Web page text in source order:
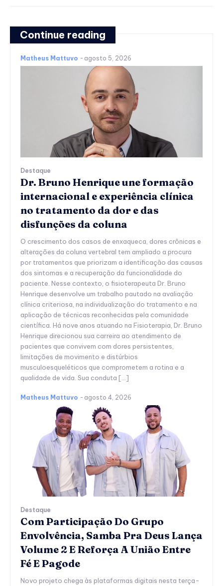
Continue reading
Matheus Mattuvo - agosto 5, 2026
Destaque
Dr. Bruno Henrique une formação
internacional e experiência clínica
no tratamento da dor e das
disfunções da coluna
O crescimento dos casos de enxaqueca, dores crônicas e
alterações da coluna vertebral tem ampliado a procura
por tratamentos que priorizam a identificação das causas
dos sintomas e a recuperação da funcionalidade do
paciente. Nesse contexto, o fisioterapeuta Dr. Bruno
Henrique desenvolve um trabalho pautado na avaliação
clínica criteriosa, na individualização do tratamento e na
aplicação de técnicas reconhecidas pela comunidade
científica. Há nove anos atuando na Fisioterapia, Dr. Bruno
Henrique direcionou sua carreira ao atendimento de
pacientes que convivem com dores persistentes,
limitações de movimento e distúrbios
musculoesqueléticos que comprometem a rotina e a
qualidade de vida. Sua conduta […]
Matheus Mattuvo - agosto 4, 2026
Destaque
Com Participação Do Grupo
Envolvência, Samba Pra Deus Lança
Volume 2 E Reforça A União Entre
Fé E Pagode
Novo projeto chega às plataformas digitais nesta terça-